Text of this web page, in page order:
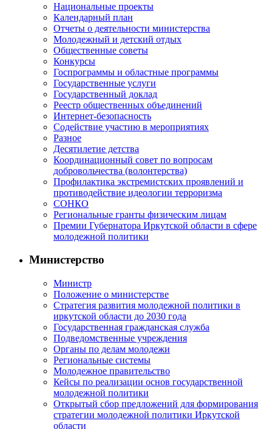
Национальные проекты
Календарный план
Отчеты о деятельности министерства
Молодежный и детский отдых
Общественные советы
Конкурсы
Госпрограммы и областные программы
Государственные услуги
Государственный доклад
Реестр общественных объединений
Интернет-безопасность
Содействие участию в мероприятиях
Разное
Десятилетие детства
Координационный совет по вопросам
добровольчества (волонтерства)
Профилактика экстремистских проявлений и
противодействие идеологии терроризма
СОНКО
Региональные гранты физическим лицам
Премии Губернатора Иркутской области в сфере
молодежной политики
Министерство
Министр
Положение о министерстве
Стратегия развития молодежной политики в
иркутской области до 2030 года
Государственная гражданская служба
Подведомственные учреждения
Органы по делам молодежи
Региональные системы
Молодежное правительство
Кейсы по реализации основ государственной
молодежной политики
Открытый сбор предложений для формирования
стратегии молодежной политики Иркутской
области